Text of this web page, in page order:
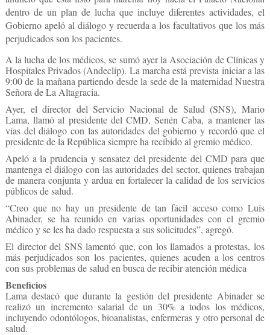
dentro de un plan de lucha que incluye diferentes actividades, el
Gobierno apeló al diálogo y recuerda a los facultativos que los más
perjudicados son los pacientes.
A la lucha de los médicos, se sumó ayer la Asociación de Clínicas y
Hospitales Privados (Andeclip). La marcha está prevista iniciar a las
9:00 de la mañana partiendo desde la sede de la maternidad Nuestra
Señora de La Altagracia.
Ayer, el director del Servicio Nacional de Salud (SNS), Mario
Lama, llamó al presidente del CMD, Senén Caba, a mantener las
vías del diálogo con las autoridades del gobierno y recordó que el
presidente de la República siempre ha recibido al gremio médico.
Apeló a la prudencia y sensatez del presidente del CMD para que
mantenga el diálogo con las autoridades del sector, quienes trabajan
de manera conjunta y ardua en fortalecer la calidad de los servicios
públicos de salud.
“Creo que no hay un presidente de tan fácil acceso como Luis
Abinader, se ha reunido en varias oportunidades con el gremio
médico y se les ha dado respuesta a sus solicitudes”, agregó.
El director del SNS lamentó que, con los llamados a protestas, los
más perjudicados son los pacientes, quienes acuden a los centros
con sus problemas de salud en busca de recibir atención médica
Beneficios
Lama destacó que durante la gestión del presidente Abinader se
realizó un incremento salarial de un 30% a todos los médicos,
incluyendo odontólogos, bioanalistas, enfermeras y otro personal de
salud.